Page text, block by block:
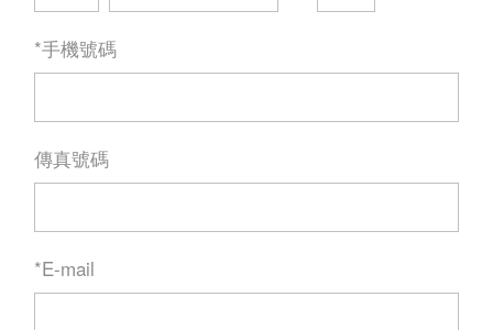
*手機號碼
傳真號碼
*E-mail